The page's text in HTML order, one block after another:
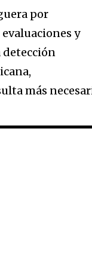
por
y
detección
más